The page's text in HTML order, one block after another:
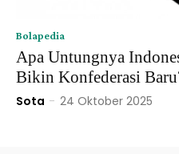
Bolapedia
Apa Untungnya
Bikin Konfederasi
Sota - 24 Oktober 2025